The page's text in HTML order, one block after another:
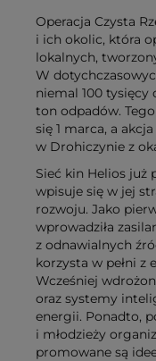
Operacja Czysta
i ich okolic, która
lokalnych,
W
niemal 100 tysięcy
ton odpadów.
się 1 marca, a
w Drohiczynie z
Sieć kin Helios już
wpisuje się w jej
rozwoju. Jako
wprowadziła
z odnawialnych
korzysta w pełni z
Wcześniej
oraz systemy
energii. Ponadto,
i młodzieży
promowane są